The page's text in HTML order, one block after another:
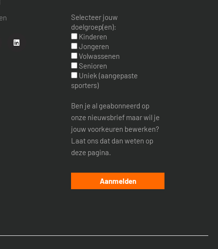
Selecteer jouw
doelgroep(en):
Kinderen
Jongeren
Volwassenen
Senioren
Uniek (aangepaste
sporters)
Ben je al geabonneerd op
onze nieuwsbrief maar wil je
jouw voorkeuren bewerken?
Laat ons dat dan weten op
deze pagina.